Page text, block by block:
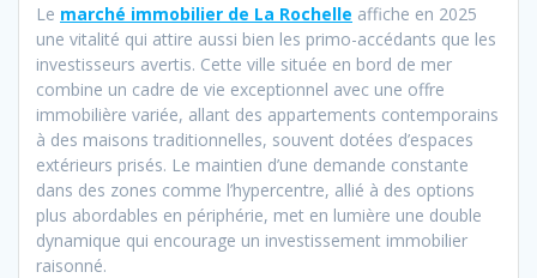
Le marché immobilier de La Rochelle affiche en 2025
une vitalité qui attire aussi bien les primo-accédants que les
investisseurs avertis. Cette ville située en bord de mer
combine un cadre de vie exceptionnel avec une offre
immobilière variée, allant des appartements contemporains
à des maisons traditionnelles, souvent dotées d’espaces
extérieurs prisés. Le maintien d’une demande constante
dans des zones comme l’hypercentre, allié à des options
plus abordables en périphérie, met en lumière une double
dynamique qui encourage un investissement immobilier
raisonné.